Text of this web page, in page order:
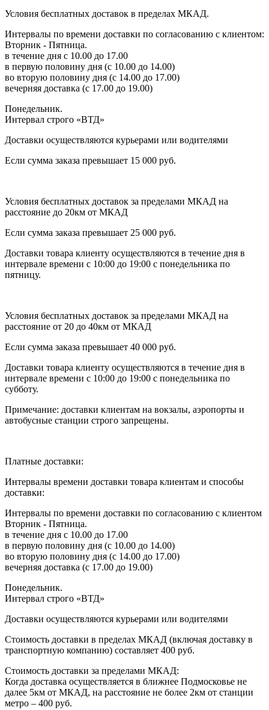
Условия бесплатных доставок в пределах МКАД.
Интервалы по времени доставки по согласованию с клиентом:
Вторник - Пятница.
в течение дня с 10.00 до 17.00
в первую половину дня (с 10.00 до 14.00)
во вторую половину дня (с 14.00 до 17.00)
вечерняя доставка (с 17.00 до 19.00)
Понедельник.
Интервал строго «ВТД»
Доставки осуществляются курьерами или водителями
Если сумма заказа превышает 15 000 руб.
Условия бесплатных доставок за пределами МКАД на
расстояние до 20км от МКАД
Если сумма заказа превышает 25 000 руб.
Доставки товара клиенту осуществляются в течение дня в
интервале времени с 10:00 до 19:00 с понедельника по
пятницу.
Условия бесплатных доставок за пределами МКАД на
расстояние от 20 до 40км от МКАД
Если сумма заказа превышает 40 000 руб.
Доставки товара клиенту осуществляются в течение дня в
интервале времени с 10:00 до 19:00 с понедельника по
субботу.
Примечание: доставки клиентам на вокзалы, аэропорты и
автобусные станции строго запрещены.
Платные доставки:
Интервалы времени доставки товара клиентам и способы
доставки:
Интервалы по времени доставки по согласованию с клиентом
Вторник - Пятница.
в течение дня с 10.00 до 17.00
в первую половину дня (с 10.00 до 14.00)
во вторую половину дня (с 14.00 до 17.00)
вечерняя доставка (с 17.00 до 19.00)
Понедельник.
Интервал строго «ВТД»
Доставки осуществляются курьерами или водителями
Стоимость доставки в пределах МКАД (включая доставку в
транспортную компанию) составляет 400 руб.
Стоимость доставки за пределами МКАД:
Когда доставка осуществляется в ближнее Подмосковье не
далее 5км от МКАД, на расстояние не более 2км от станции
метро – 400 руб.